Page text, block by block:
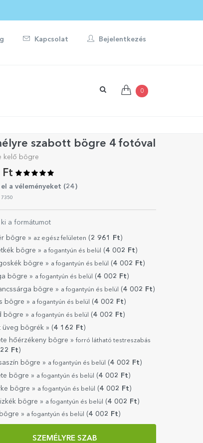
☀️
Kapcsolat Bejelentkezés
0
szabott bögre 4 fotóval
kelő bögre
Ft
a véleményeket (24 )
7350
a formátumot
bögre » az egész felületen (2 961 Ft)
bögre » a fogantyún és belül (4 002 Ft )
bögre » a fogantyún és belül (4 002 Ft )
bögre » a fogantyún és belül (4 002 Ft)
bögre » a fogantyún és belül (4 002 Ft)
bögre » a fogantyún és belül (4 002 Ft )
bögre » a fogantyún és belül (4 002 Ft )
üveg bögrék » (4 162 Ft)
hőérzékeny bögre »forró látható testreszabás
Ft)
bögre » a fogantyún és belül (4 002 Ft )
bögre » a fogantyún és belül (4 002 Ft )
bögre » a fogantyún és belül (4 002 Ft )
bögre » a fogantyún és belül (4 002 Ft)
» a fogantyún és belül (4 002 Ft )
SZEMÉLYRE SZAB